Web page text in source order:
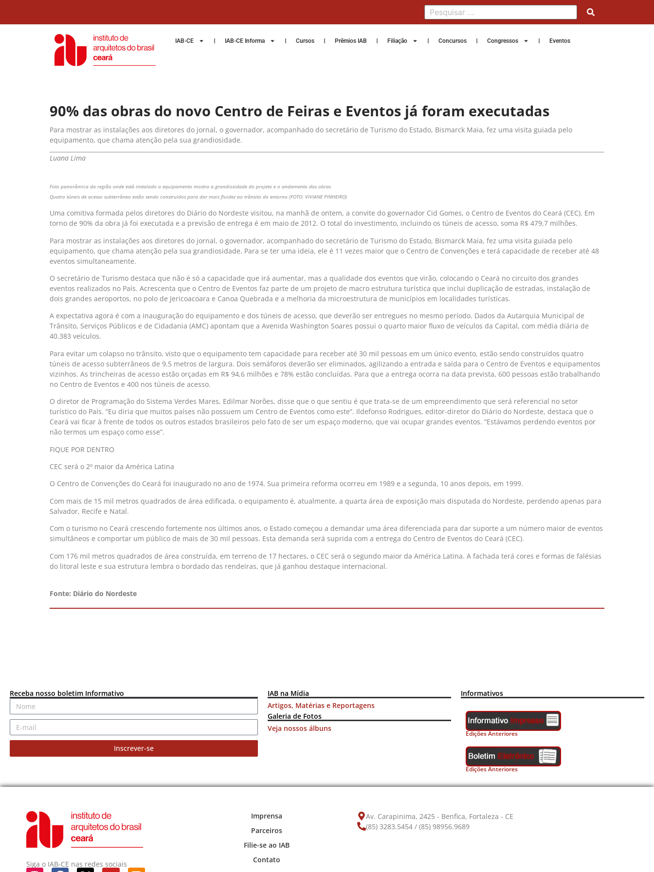
IAB-CE IAB-CE Informa Cursos Prêmios IAB Filiação Concursos Congressos Eventos
90% das obras do novo Centro de Feiras e Eventos já foram executadas
Para mostrar as instalações aos diretores do jornal, o governador, acompanhado do secretário de Turismo do Estado, Bismarck Maia, fez uma visita guiada pelo
equipamento, que chama atenção pela sua grandiosidade.
Luana Lima
Foto panorâmica da região onde está instalado o equipamento mostra a grandiosidade do projeto e o andamento das obras
Quatro túneis de acesso subterrâneo estão sendo construídos para dar mais fluidez ao trânsito do entorno (FOTO: VIVIANE PINHEIRO)
Uma comitiva formada pelos diretores do Diário do Nordeste visitou, na manhã de ontem, a convite do governador Cid Gomes, o Centro de Eventos do Ceará (CEC). Em
torno de 90% da obra já foi executada e a previsão de entrega é em maio de 2012. O total do investimento, incluindo os túneis de acesso, soma R$ 479,7 milhões.
Para mostrar as instalações aos diretores do jornal, o governador, acompanhado do secretário de Turismo do Estado, Bismarck Maia, fez uma visita guiada pelo
equipamento, que chama atenção pela sua grandiosidade. Para se ter uma ideia, ele é 11 vezes maior que o Centro de Convenções e terá capacidade de receber até 48
eventos simultaneamente.
O secretário de Turismo destaca que não é só a capacidade que irá aumentar, mas a qualidade dos eventos que virão, colocando o Ceará no circuito dos grandes
eventos realizados no País. Acrescenta que o Centro de Eventos faz parte de um projeto de macro estrutura turística que inclui duplicação de estradas, instalação de
dois grandes aeroportos, no polo de Jericoacoara e Canoa Quebrada e a melhoria da microestrutura de municípios em localidades turísticas.
A expectativa agora é com a inauguração do equipamento e dos túneis de acesso, que deverão ser entregues no mesmo período. Dados da Autarquia Municipal de
Trânsito, Serviços Públicos e de Cidadania (AMC) apontam que a Avenida Washington Soares possui o quarto maior fluxo de veículos da Capital, com média diária de
40.383 veículos.
Para evitar um colapso no trânsito, visto que o equipamento tem capacidade para receber até 30 mil pessoas em um único evento, estão sendo construídos quatro
túneis de acesso subterrâneos de 9,5 metros de largura. Dois semáforos deverão ser eliminados, agilizando a entrada e saída para o Centro de Eventos e equipamentos
vizinhos. As trincheiras de acesso estão orçadas em R$ 94,6 milhões e 78% estão concluídas. Para que a entrega ocorra na data prevista, 600 pessoas estão trabalhando
no Centro de Eventos e 400 nos túneis de acesso.
O diretor de Programação do Sistema Verdes Mares, Edilmar Norões, disse que o que sentiu é que trata-se de um empreendimento que será referencial no setor
turístico do País. “Eu diria que muitos países não possuem um Centro de Eventos como este”. Ildefonso Rodrigues, editor-diretor do Diário do Nordeste, destaca que o
Ceará vai ficar à frente de todos os outros estados brasileiros pelo fato de ser um espaço moderno, que vai ocupar grandes eventos. “Estávamos perdendo eventos por
não termos um espaço como esse”.
FIQUE POR DENTRO
CEC será o 2º maior da América Latina
O Centro de Convenções do Ceará foi inaugurado no ano de 1974. Sua primeira reforma ocorreu em 1989 e a segunda, 10 anos depois, em 1999.
Com mais de 15 mil metros quadrados de área edificada, o equipamento é, atualmente, a quarta área de exposição mais disputada do Nordeste, perdendo apenas para
Salvador, Recife e Natal.
Com o turismo no Ceará crescendo fortemente nos últimos anos, o Estado começou a demandar uma área diferenciada para dar suporte a um número maior de eventos
simultâneos e comportar um público de mais de 30 mil pessoas. Esta demanda será suprida com a entrega do Centro de Eventos do Ceará (CEC).
Com 176 mil metros quadrados de área construída, em terreno de 17 hectares, o CEC será o segundo maior da América Latina. A fachada terá cores e formas de falésias
do litoral leste e sua estrutura lembra o bordado das rendeiras, que já ganhou destaque internacional.
Fonte: Diário do Nordeste
Receba nosso boletim Informativo
Inscrever-se
IAB na Mídia
Artigos, Matérias e Reportagens
Galeria de Fotos
Veja nossos álbuns
Informativos
Edições Anteriores
Edições Anteriores
Siga o IAB-CE nas redes sociais
Imprensa
Parceiros
Filie-se ao IAB
Contato
Av. Carapinima, 2425 - Benfica, Fortaleza - CE
(85) 3283.5454 / (85) 98956.9689